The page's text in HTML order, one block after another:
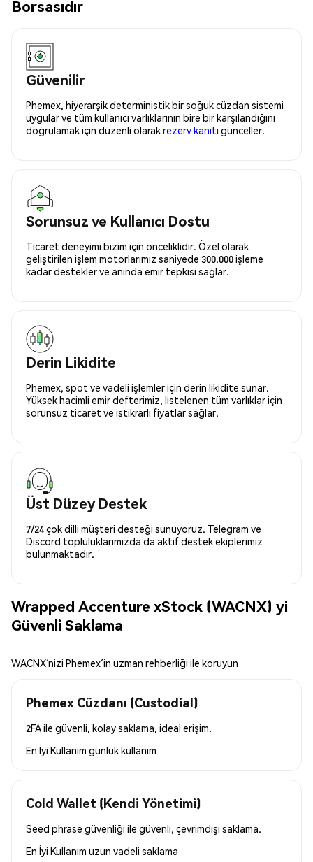
Borsasıdır
Güvenilir
Phemex, hiyerarşik deterministik bir soğuk cüzdan sistemi
uygular ve tüm kullanıcı varlıklarının bire bir karşılandığını
doğrulamak için düzenli olarakrezerv kanıtı günceller.
Sorunsuz ve Kullanıcı Dostu
Ticaret deneyimi bizim için önceliklidir. Özel olarak
geliştirilen işlem motorlarımız saniyede 300.000 işleme
kadar destekler ve anında emir tepkisi sağlar.
Derin Likidite
Phemex, spot ve vadeli işlemler için derin likidite sunar.
Yüksek hacimli emir defterimiz, listelenen tüm varlıklar için
sorunsuz ticaret ve istikrarlı fiyatlar sağlar.
Üst Düzey Destek
7/24 çok dilli müşteri desteği sunuyoruz. Telegram ve
Discord topluluklarımızda da aktif destek ekiplerimiz
bulunmaktadır.
Wrapped Accenture xStock (WACNX) yi
Güvenli Saklama
WACNX’nizi Phemex’in uzman rehberliği ile koruyun
Phemex Cüzdanı (Custodial)
2FA ile güvenli, kolay saklama, ideal erişim.
En İyi Kullanım günlük kullanım
Cold Wallet (Kendi Yönetimi)
Seed phrase güvenliği ile güvenli, çevrimdışı saklama.
En İyi Kullanım uzun vadeli saklama